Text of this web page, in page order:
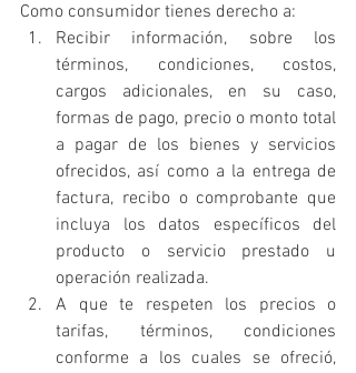
Como consumidor tienes derecho a:
Recibir información, sobre los
términos, condiciones, costos,
cargos adicionales, en su caso,
formas de pago, precio o monto total
a pagar de los bienes y servicios
ofrecidos, así como a la entrega de
factura, recibo o comprobante que
incluya los datos específicos del
producto o servicio prestado u
operación realizada.
A que te respeten los precios o
tarifas, términos, condiciones
conforme a los cuales se ofreció,